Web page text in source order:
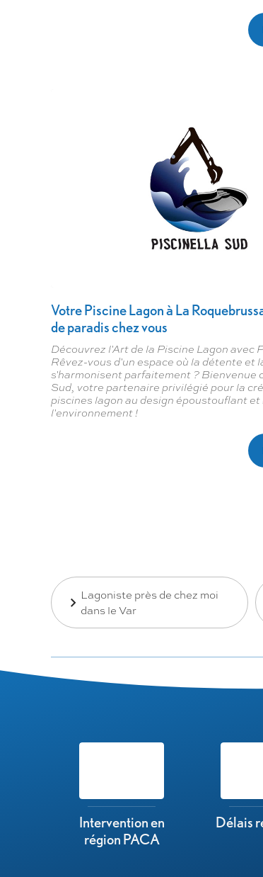
Votre Piscine Lagon à La
de paradis chez vous
Découvrez l'Art de la Piscine Lagon avec
Rêvez-vous d'un espace où la détente et
s'harmonisent parfaitement ? Bienvenue
Sud, votre partenaire privilégié pour la
piscines lagon au design époustouflant
l'environnement !
Lagoniste près de chez moi
dans le Var
Intervention en
région PACA
Délais